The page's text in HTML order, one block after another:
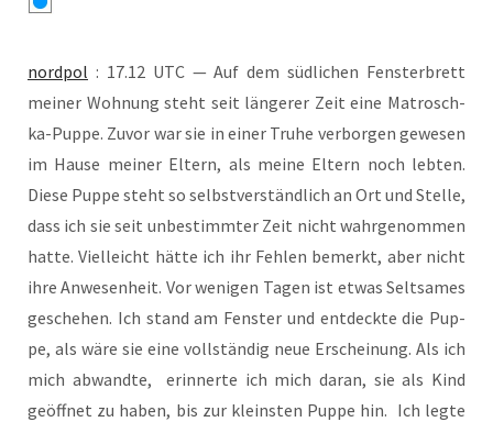
nord­pol : 17.12 UTC — Auf dem süd­li­chen Fens­ter­brett
mei­ner Woh­nung steht seit län­ge­rer Zeit eine Matrosch­
ka-Pup­pe. Zuvor war sie in einer Tru­he ver­bor­gen gewe­sen
im Hau­se mei­ner Eltern, als mei­ne Eltern noch leb­ten.
Die­se Pup­pe steht so selbst­ver­ständ­lich an Ort und Stel­le,
dass ich sie seit unbe­stimm­ter Zeit nicht wahr­ge­nom­men
hat­te. Viel­leicht hät­te ich ihr Feh­len bemerkt, aber nicht
ihre Anwe­sen­heit. Vor weni­gen Tagen ist etwas Selt­sa­mes
gesche­hen. Ich stand am Fens­ter und ent­deck­te die Pup­
pe, als wäre sie eine voll­stän­dig neue Erschei­nung. Als ich
mich abwand­te, erin­ner­te ich mich dar­an, sie als Kind
geöff­net zu haben, bis zur kleins­ten Pup­pe hin. Ich leg­te